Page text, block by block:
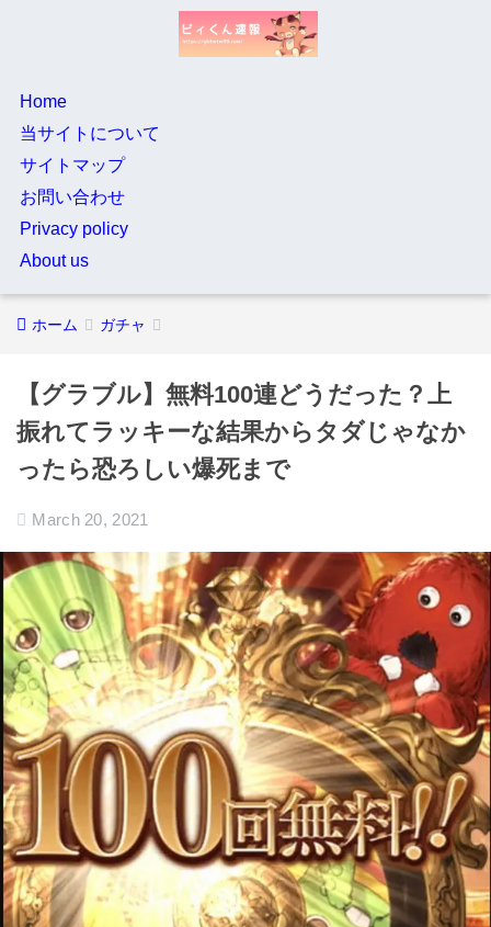
Home
当サイトについて
サイトマップ
お問い合わせ
Privacy policy
About us
ホーム ガチャ
【グラブル】無料100連どうだった？上
振れてラッキーな結果からタダじゃなか
ったら恐ろしい爆死まで
March 20, 2021